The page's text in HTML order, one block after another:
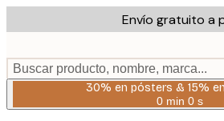
to
content.
Envío gratuito a
Buscar producto, nombre, marca...
30% en pósters & 15%
0 min 0 s
Válido